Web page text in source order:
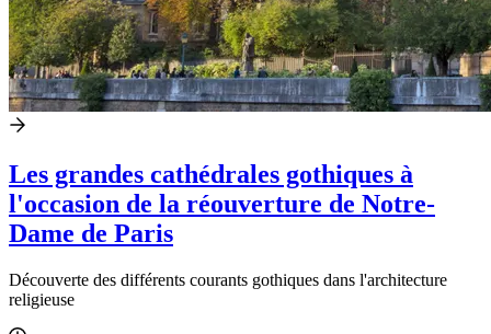
Les grandes cathédrales gothiques à
l'occasion de la réouverture de Notre-
Dame de Paris
Découverte des différents courants gothiques dans l'architecture
religieuse